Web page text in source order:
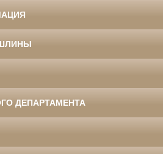
ДЕПАРТАМЕНТА